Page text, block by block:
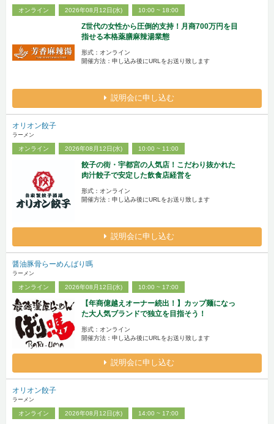
オンライン 2026年08月12日(水) 10:00 ~ 18:00
Z世代の女性から圧倒的支持！月商700万円を目
指せる本格薬膳麻辣湯業態
形式：オンライン
開催方法：申し込み後にURLをお送り致します
説明会に申し込む
オリオン餃子
ラーメン
オンライン 2026年08月12日(水) 10:00 ~ 11:00
餃子の街・宇都宮の人気店！こだわり抜かれた
肉汁餃子で安定した飲食店経営を
形式：オンライン
開催方法：申し込み後にURLをお送り致します
説明会に申し込む
醤油豚骨らーめんばり嗎
ラーメン
オンライン 2026年08月12日(水) 10:00 ~ 17:00
【年商億越えオーナー続出！】カップ麺になっ
た大人気ブランドで独立を目指そう！
形式：オンライン
開催方法：申し込み後にURLをお送り致します
説明会に申し込む
オリオン餃子
ラーメン
オンライン 2026年08月12日(水) 14:00 ~ 17:00